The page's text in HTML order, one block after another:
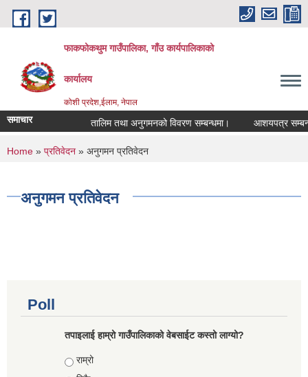
Skip to main content
फाकफोकथुम गाउँपालिका, गाँउ कार्यपालिकाको
कार्यालय
कोशी प्रदेश,ईलाम, नेपाल
समाचार तालिम तथा अनुगमनको विवरण सम्बन्धमा। आशयपत्र सम्बन्धी
You are here
Home » प्रतिवेदन » अनुगमन प्रतिवेदन
अनुगमन प्रतिवेदन
Poll
तपाइलाई हाम्रो गाउँपालिकाको वेबसाईट कस्तो लाग्यो?
Choices
राम्रो